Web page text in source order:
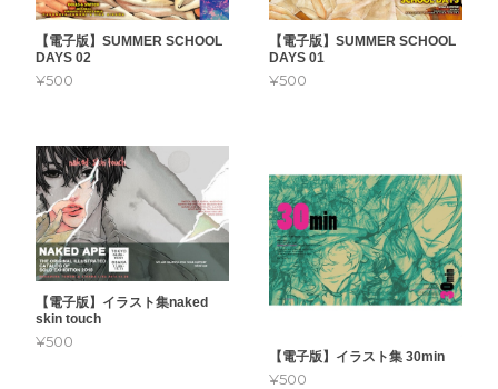
【電子版】SUMMER SCHOOL
DAYS 02
¥500
【電子版】SUMMER SCHOOL
DAYS 01
¥500
【電子版】イラスト集naked
skin touch
¥500
【電子版】イラスト集 30min
¥500